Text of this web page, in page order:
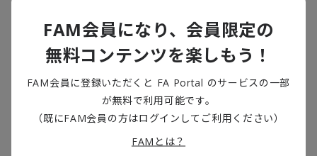
出所：デロイト トーマツ ファイナンシャルアドバイザリー合同会社
FAM会員になり、会員限定の
無料コンテンツを楽しもう！
FAM会員に登録いただくと FA Portal のサービスの一部
が無料で利用可能です。
（既にFAM会員の方はログインしてご利用ください）
FAMとは？